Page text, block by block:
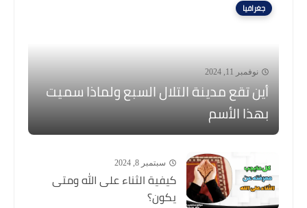
جغرافيا
نوفمبر 11, 2024
أين تقع مدينة التلال السبع ولماذا سميت
بهذا الأسم
سبتمبر 8, 2024
كيفية الثناء على الله ومتى
يكون؟